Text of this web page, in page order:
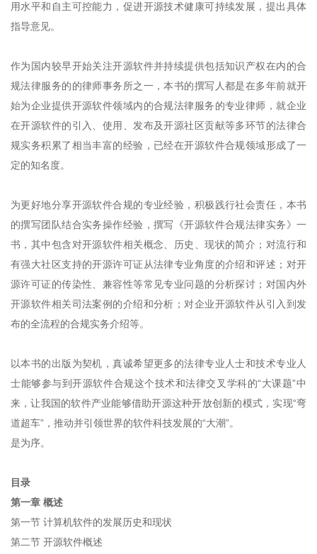
用水平和自主可控能力，促进开源技术健康可持续发展，提出具体
指导意见。
作为国内较早开始关注开源软件并持续提供包括知识产权在内的合
规法律服务的的律师事务所之一，本书的撰写人都是在多年前就开
始为企业提供开源软件领域内的合规法律服务的专业律师，就企业
在开源软件的引入、使用、发布及开源社区贡献等多环节的法律合
规实务积累了相当丰富的经验，已经在开源软件合规领域形成了一
定的知名度。
为更好地分享开源软件合规的专业经验，积极践行社会责任，本书
的撰写团队结合实务操作经验，撰写《开源软件合规法律实务》一
书，其中包含对开源软件相关概念、历史、现状的简介；对流行和
有强大社区支持的开源许可证从法律专业角度的介绍和评述；对开
源许可证的传染性、兼容性等常见专业问题的分析探讨；对国内外
开源软件相关司法案例的介绍和分析；对企业开源软件从引入到发
布的全流程的合规实务介绍等。
以本书的出版为契机，真诚希望更多的法律专业人士和技术专业人
士能够参与到开源软件合规这个技术和法律交叉学科的“大课题”中
来，让我国的软件产业能够借助开源这种开放创新的模式，实现“弯
道超车”，推动并引领世界的软件科技发展的“大潮”。
是为序。
目录
第一章 概述
第一节 计算机软件的发展历史和现状
第二节 开源软件概述